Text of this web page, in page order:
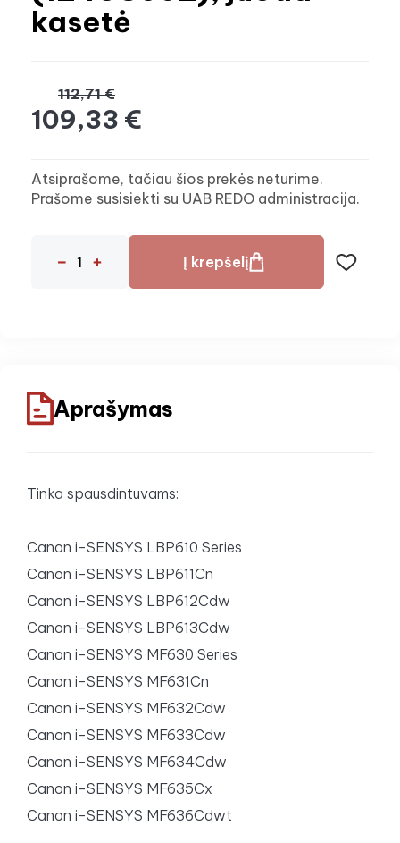
kasetė
112,71 €
109,33 €
Atsiprašome, tačiau šios prekės neturime.
Prašome susisiekti su UAB REDO administracija.
Į krepšelį
Aprašymas
Tinka spausdintuvams:
Canon i-SENSYS LBP610 Series
Canon i-SENSYS LBP611Cn
Canon i-SENSYS LBP612Cdw
Canon i-SENSYS LBP613Cdw
Canon i-SENSYS MF630 Series
Canon i-SENSYS MF631Cn
Canon i-SENSYS MF632Cdw
Canon i-SENSYS MF633Cdw
Canon i-SENSYS MF634Cdw
Canon i-SENSYS MF635Cx
Canon i-SENSYS MF636Cdwt